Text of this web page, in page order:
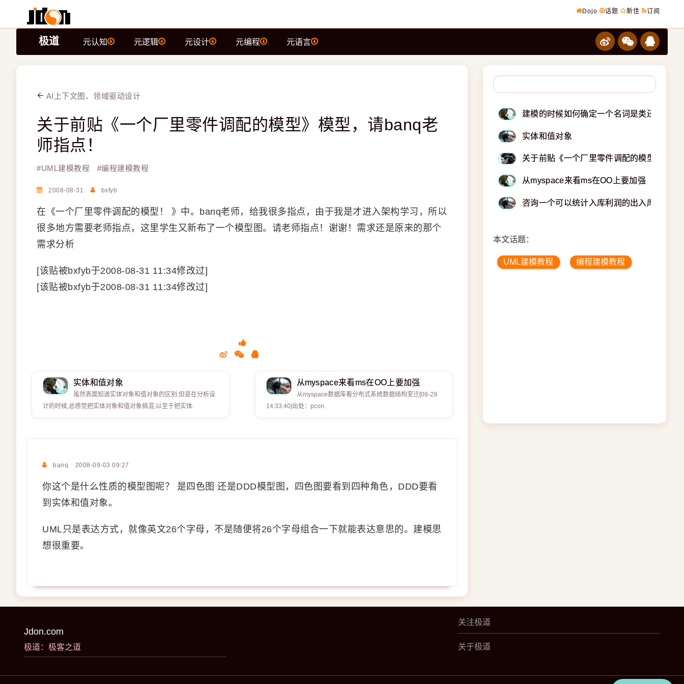
Dojo 话题 新佳 订阅
极道 元认知 元逻辑 元设计 元编程 元语言
AI上下文图、领域驱动设计
关于前贴《一个厂里零件调配的模型》模型，请banq老
师指点！
#UML建模教程 #编程建模教程
2008-08-31 bxfyb
在《一个厂里零件调配的模型！ 》中。banq老师，给我很多指点，由于我是才进入架构学习，所以
很多地方需要老师指点，这里学生又新布了一个模型图。请老师指点！谢谢！需求还是原来的那个
需求分析
[该贴被bxfyb于2008-08-31 11:34修改过]
[该贴被bxfyb于2008-08-31 11:34修改过]
实体和值对象
虽然表面知道实体对象和值对象的区别,但是在分析设
计的时候,总感觉把实体对象和值对象搞混,以至于把实体.
从myspace来看ms在OO上要加强
从myspace数据库看分布式系统数据结构变迁[08-29
14:33:40]出处：pcon.
banq 2008-09-03 09:27
你这个是什么性质的模型图呢？ 是四色图 还是DDD模型图，四色图要看到四种角色，DDD要看
到实体和值对象。
UML只是表达方式，就像英文26个字母，不是随便将26个字母组合一下就能表达意思的。建模思
想很重要。
建模的时候如何确定一个名词是类还是别一
实体和值对象
关于前贴《一个厂里零件调配的模型》模型
从myspace来看ms在OO上要加强
咨询一个可以统计入库利润的出入库建模
本文话题：
UML建模教程 编程建模教程
Jdon.com
极道：极客之道
关注极道
关于极道